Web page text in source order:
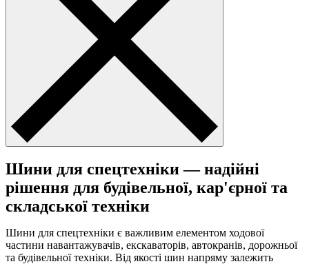
Шини для спецтехніки — надійні
рішення для будівельної, кар'єрної та
складської техніки
Шини для спецтехніки є важливим елементом ходової
частини навантажувачів, екскаваторів, автокранів, дорожньої
та будівельної техніки. Від якості шин напряму залежить